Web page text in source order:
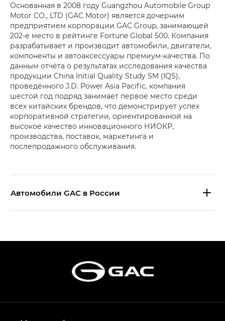
Основанная в 2008 году Guangzhou Automobile Group
Motor CO., LTD (GAC Motor) является дочерним
предприятием корпорации GAC Group, занимающей
202-е место в рейтинге Fortune Global 500. Компания
разрабатывает и производит автомобили, двигатели,
компоненты и автоаксессуары премиум-качества. По
данным отчёта о результатах исследования качества
продукции China Initial Quality Study SM (IQS),
проведённого J.D. Power Asia Pacific, компания
шестой год подряд занимает первое место среди
всех китайских брендов, что демонстрирует успех
корпоративной стратегии, ориентированной на
высокое качество инновационного НИОКР,
производства, поставок, маркетинга и
послепродажного обслуживания.
Aвтомобили GAC в России
Эс Икс ПРЕМИУМ — SX PREMIUM
S7 — Эс 7 (S7) в комплектациях
Эс Икс ПРЕМИУМ — SX PREMIUM, Эс Тэ — ST
в комплектации Экс ПРЕМИУМ — EX PREMIUM